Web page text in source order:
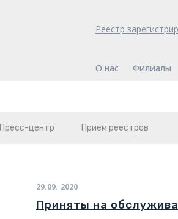
Реестр
О нас Филиалы
Пресс-центр Прием реестров
29.09. 2020
Приняты на